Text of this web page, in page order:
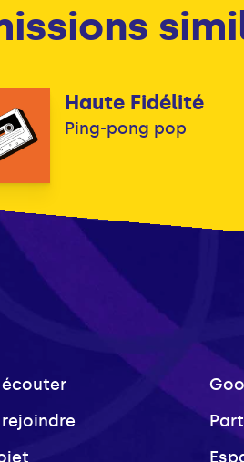
Haute Fidélité
Ping-pong pop
écouter